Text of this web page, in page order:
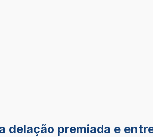
delação premiada e